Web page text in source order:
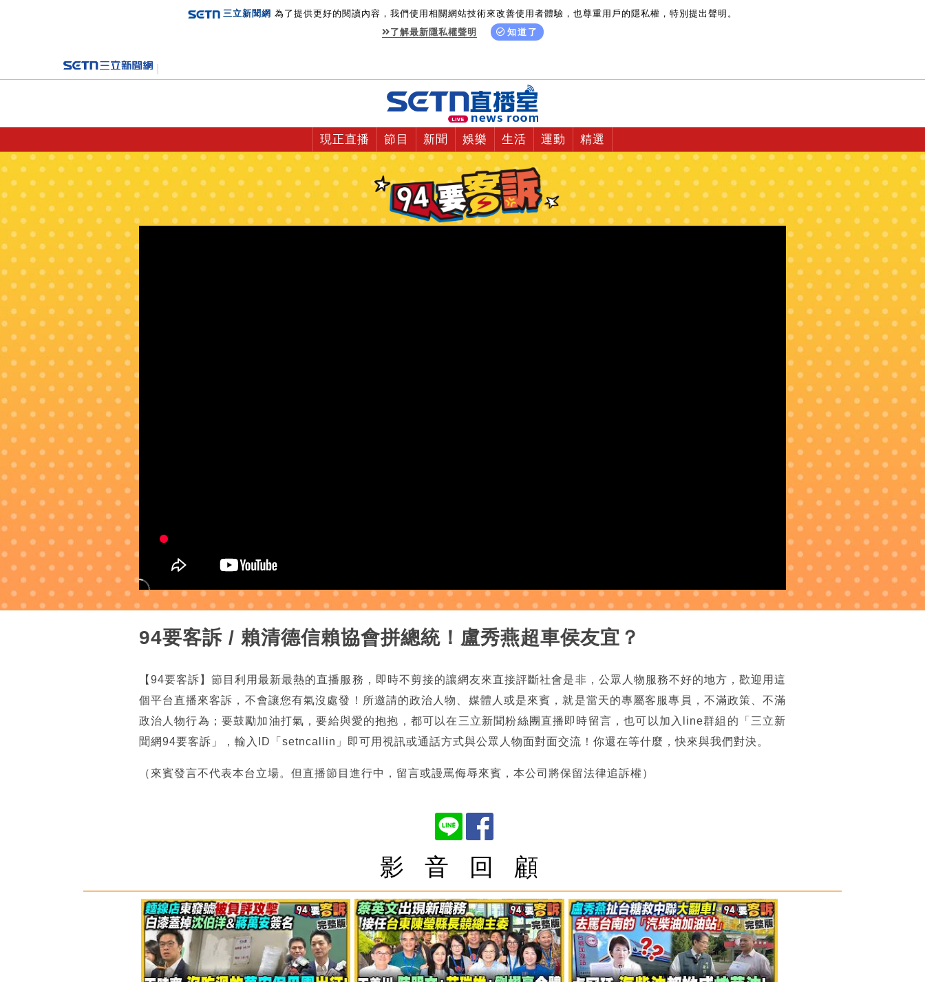
三立新聞網 為了提供更好的閱讀內容，我們使用相關網站技術來改善使用者體驗，也尊重用戶的隱私權，特別提出聲明。
了解最新隱私權聲明
知道了
現正直播 節目 新聞 娛樂 生活 運動 精選
94要客訴 / 賴清德信賴協會拼總統！盧秀燕超車侯友宜？
【94要客訴】節目利用最新最熱的直播服務，即時不剪接的讓網友來直接評斷社會是非，公眾人物服務不好的地方，歡迎用這
個平台直播來客訴，不會讓您有氣沒處發！所邀請的政治人物、媒體人或是來賓，就是當天的專屬客服專員，不滿政策、不滿
政治人物行為；要鼓勵加油打氣，要給與愛的抱抱，都可以在三立新聞粉絲團直播即時留言，也可以加入line群組的「三立新
聞網94要客訴」，輸入ID「setncallin」即可用視訊或通話方式與公眾人物面對面交流！你還在等什麼，快來與我們對決。
（來賓發言不代表本台立場。但直播節目進行中，留言或謾罵侮辱來賓，本公司將保留法律追訴權）
影 音 回 顧